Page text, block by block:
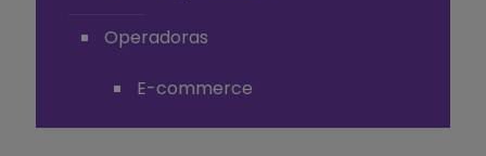
Operadoras
E-commerce